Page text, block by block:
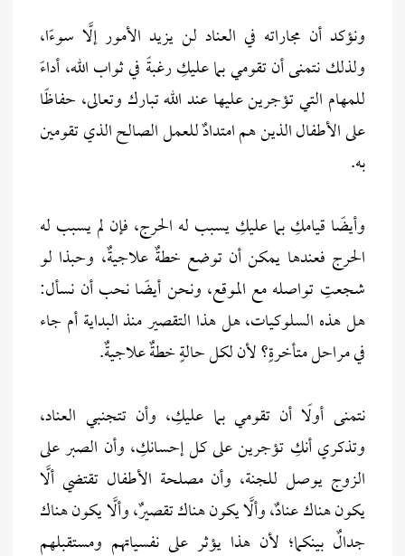
ونؤكد أن مجاراته في العناد لن يزيد الأمور إلَّا سوءًا،
ولذلك نتمنى أن تقومي بما عليكِ رغبةً في ثواب الله، أداءً
للمهام التي تؤجرين عليها عند الله تبارك وتعالى، حفاظًا
على الأطفال الذين هم امتدادٌ للعمل الصالح الذي تقومين
به.
وأيضًا قيامكِ بما عليكِ يسبب له الحرج، فإن لم يسبب له
الحرج فعندها يمكن أن توضع خطةٌ علاجيةٌ، وحبذا لو
شجعتِ تواصله مع الموقع، ونحن أيضًا نحب أن نسأل:
هل هذه السلوكيات، هل هذا التقصير منذ البداية أم جاء
في مراحل متأخرةٍ؟ لأن لكل حالةٍ خطةٌ علاجيةٌ.
نتمنى أولًا أن تقومي بما عليكِ، وأن تتجنبي العناد،
وتذكري أنكِ تؤجرين على كل إحسانكِ، وأن الصبر على
الزوج يوصل للجنة، وأن مصلحة الأطفال تقتضي ألَّا
يكون هناك عنادٌ، وألَّا يكون هناك تقصيرٌ، وألَّا يكون هناك
جدالٌ بينكما؛ لأن هذا يؤثر على نفسياتهم ومستقبلهم